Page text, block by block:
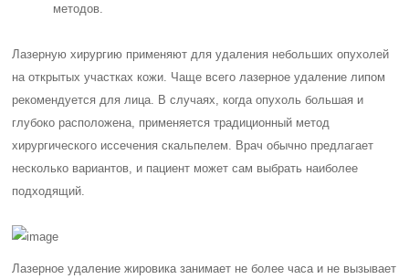
методов.
Лазерную хирургию применяют для удаления небольших опухолей
на открытых участках кожи. Чаще всего лазерное удаление липом
рекомендуется для лица. В случаях, когда опухоль большая и
глубоко расположена, применяется традиционный метод
хирургического иссечения скальпелем. Врач обычно предлагает
несколько вариантов, и пациент может сам выбрать наиболее
подходящий.
Лазерное удаление жировика занимает не более часа и не вызывает